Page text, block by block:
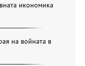
икономика
на войната в